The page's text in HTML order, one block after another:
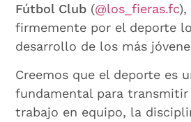
Fútbol Club (@los_fieras.fc),
firmemente por el deporte
desarrollo de los más
Creemos que el deporte es
fundamental para transmitir
trabajo en equipo, la